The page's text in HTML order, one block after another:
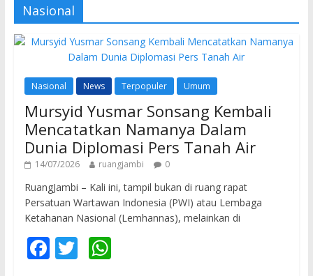
Nasional
Nasional News Terpopuler Umum
Mursyid Yusmar Sonsang Kembali
Mencatatkan Namanya Dalam
Dunia Diplomasi Pers Tanah Air
14/07/2026 ruangjambi 0
RuangJambi – Kali ini, tampil bukan di ruang rapat
Persatuan Wartawan Indonesia (PWI) atau Lembaga
Ketahanan Nasional (Lemhannas), melainkan di
F T W